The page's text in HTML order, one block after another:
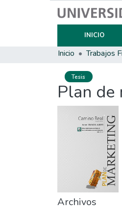
INICIO
Inicio
Tesis
Plan de
Archivos